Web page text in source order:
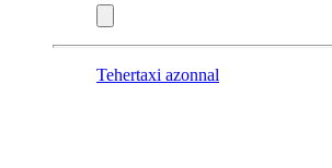
Tehertaxi azonnal